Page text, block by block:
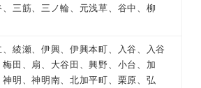
三筋、三ノ輪、元浅草、谷中、柳
綾瀬、伊興、伊興本町、入谷、入谷
田、扇、大谷田、興野、小台、加
神明、神明南、北加平町、栗原、弘